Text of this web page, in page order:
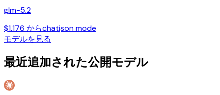
glm-5.2
$1.176 からchatjson mode
モデルを見る
最近追加された公開モデル